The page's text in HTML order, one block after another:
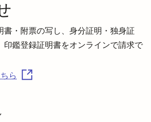
書・附票の写し、身分証明・独身証
印鑑登録証明書をオンラインで請求で
ら